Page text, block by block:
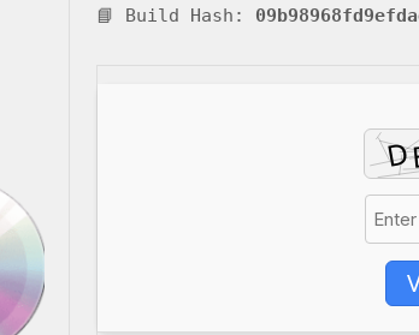
📘 Build Hash: